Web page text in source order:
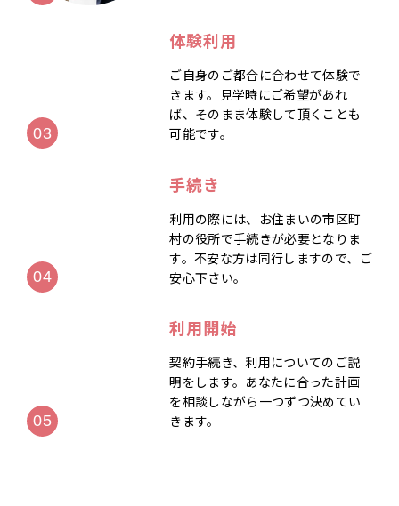
体験利用
ご自身のご都合に合わせて体験で
きます。見学時にご希望があれ
ば、そのまま体験して頂くことも
可能です。
手続き
利用の際には、お住まいの市区町
村の役所で手続きが必要となりま
す。不安な方は同行しますので、ご
安心下さい。
利用開始
契約手続き、利用についてのご説
明をします。あなたに合った計画
を相談しながら一つずつ決めてい
きます。